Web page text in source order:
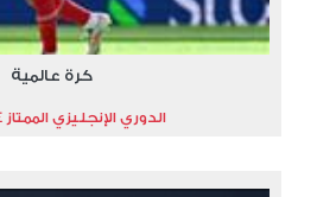
كرة عالمية
الدوري الإنجليزي الممتاز 2024-2025